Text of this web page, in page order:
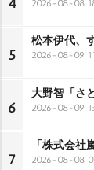
4 2026-08-08
5
松本伊代、
2026-08-09
6
大野智「さ
2026-08-09
7
「株式会社
2026-08-08